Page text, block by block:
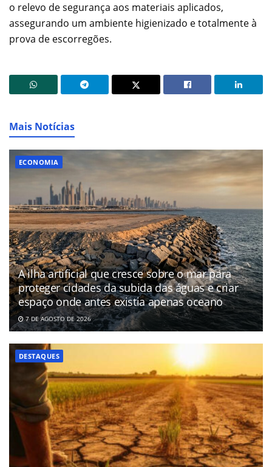
o relevo de segurança aos materiais aplicados,
assegurando um ambiente higienizado e totalmente à
prova de escorregões.
Mais Notícias
ECONOMIA
A ilha artificial que cresce sobre o mar para
proteger cidades da subida das águas e criar
espaço onde antes existia apenas oceano
7 DE AGOSTO DE 2026
DESTAQUES